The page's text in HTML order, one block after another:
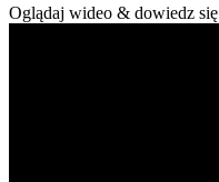
Oglądaj wideo & dowiedz